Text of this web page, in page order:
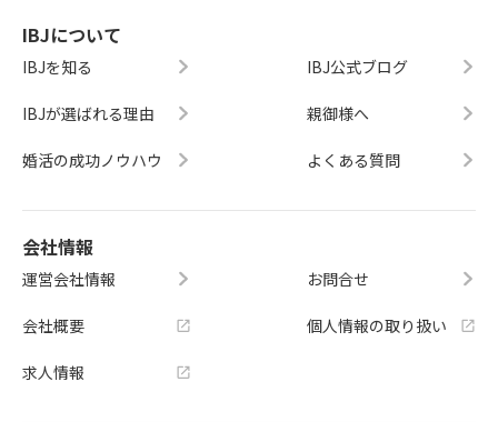
IBJについて
IBJを知る
IBJが選ばれる理由
婚活の成功ノウハウ
IBJ公式ブログ
親御様へ
よくある質問
会社情報
運営会社情報
会社概要
求人情報
お問合せ
個人情報の取り扱い